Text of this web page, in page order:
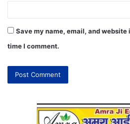
Save my name, email, and
time I comment.